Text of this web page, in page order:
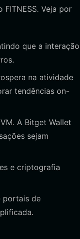
Veja por
que a interação
na atividade
tendências on-
A Bitget Wallet
sejam
e criptografia
portais de